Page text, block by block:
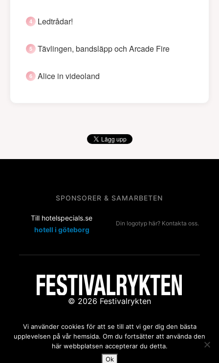
Ledtrådar!
Tävlingen, bandsläpp och Arcade Fire
Alice in videoland
SPONSORER & SAMARBETEN
Till hotelspecials.se
hotell i göteborg
Din logotyp här? Kontakta oss.
© 2026 Festivalrykten
Kontakta oss:redaktion@festivalrykten.se
Vi använder cookies för att se till att vi ger dig den bästa
upplevelsen på vår hemsida. Om du fortsätter att använda den
här webbplatsen accepterar du detta.
Ok